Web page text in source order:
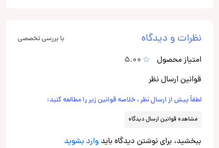
نظرات و دیدگاه با بررسی تخصصی
امتیاز محصول
5.00
قوانین ارسال نظر
لطفاً پیش از ارسال نظر ، خلاصه قوانین زیر را مطالعه کنید:
مشاهده قوانین ارسال دیدگاه
ببخشید، برای نوشتن دیدگاه باید وارد بشوید